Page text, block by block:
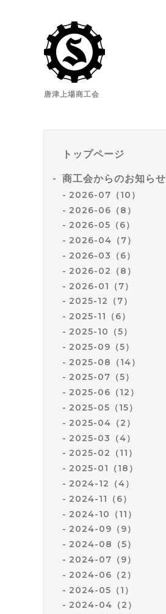
唐津上場商工会
トップページ
商工会からのお知らせ
2026-07（10）
2026-06（8）
2026-05（6）
2026-04（7）
2026-03（6）
2026-02（8）
2026-01（7）
2025-12（7）
2025-11（6）
2025-10（5）
2025-09（5）
2025-08（14）
2025-07（5）
2025-06（12）
2025-05（15）
2025-04（2）
2025-03（4）
2025-02（11）
2025-01（18）
2024-12（4）
2024-11（6）
2024-10（11）
2024-09（9）
2024-08（5）
2024-07（9）
2024-06（2）
2024-05（1）
2024-04（2）